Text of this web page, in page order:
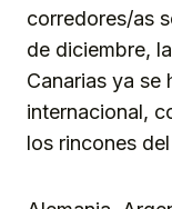
corredores/as
de diciembre,
Canarias ya se
internacional,
los rincones